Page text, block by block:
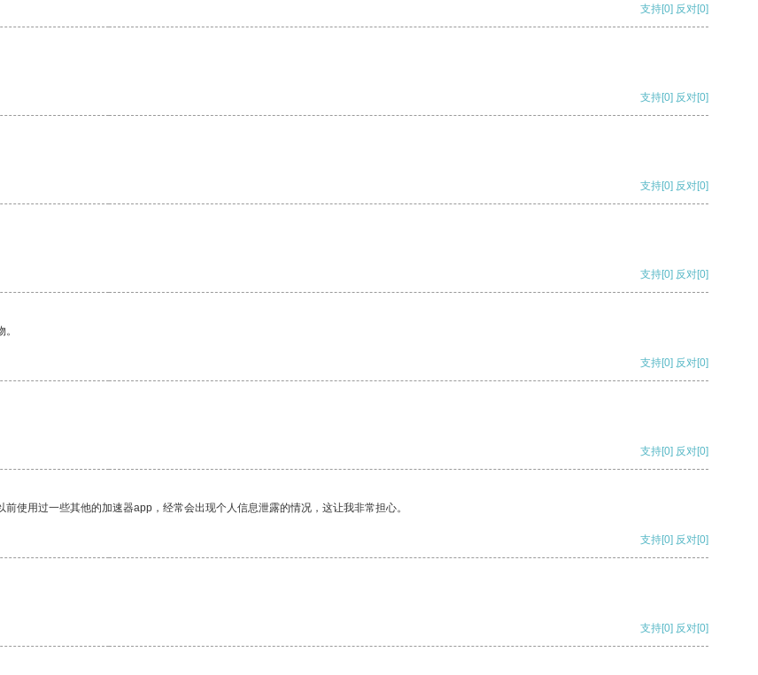
支持[0] 反对[0]
支持[0] 反对[0]
支持[0] 反对[0]
支持[0] 反对[0]
支持[0] 反对[0]
支持[0] 反对[0]
使用过一些其他的加速器app，经常会出现个人信息泄露的情况，这让我非常担心。
支持[0] 反对[0]
支持[0] 反对[0]